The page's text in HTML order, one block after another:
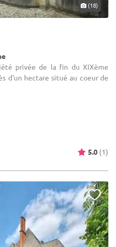
(18)
privée de la fin du XIXème
d'un hectare situé au coeur de
5.0 (1)